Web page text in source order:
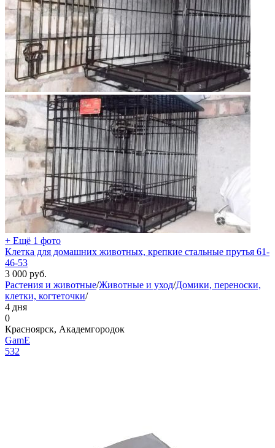
+ Ещё 1 фото
Клетка для домашних животных, крепкие стальные прутья 61-
46-53
3 000 руб.
Растения и животные/Животные и уход/Домики, переноски,
клетки, когтеточки/
4 дня
0
Красноярск, Академгородок
GamE
532